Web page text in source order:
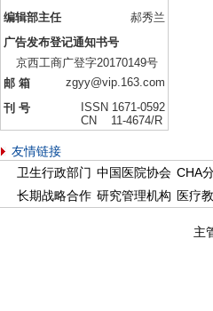
编辑部主任
郝秀兰
广告发布登记通知书号
京西工商广登字20170149号
邮 箱
zgyy@vip.163.com
刊 号
ISSN 1671-0592
CN 11-4674/R
友情链接
卫生行政部门 中国医院协会 CHA
长期战略合作 研究管理机构 医疗
主